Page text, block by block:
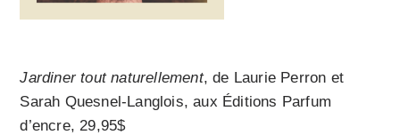
Jardiner tout naturellement, de Laurie Perron et
Sarah Quesnel-Langlois, aux Éditions Parfum
d’encre, 29,95$